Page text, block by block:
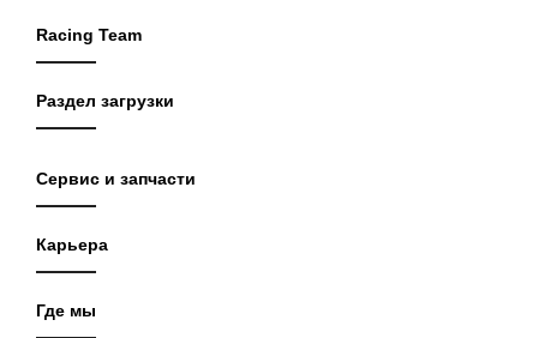
Racing Team
Раздел загрузки
Сервис и запчасти
Карьера
Где мы